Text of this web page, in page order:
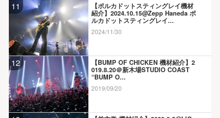
11
【ポルカドットスティングレイ機材
紹介】2024.10.15@Zepp Haneda ポ
ルカドットスティングレイ...
2024/11/30
12
【BUMP OF CHICKEN 機材紹介】2
019.8.20＠新木場STUDIO COAST
“BUMP O...
2019/09/20